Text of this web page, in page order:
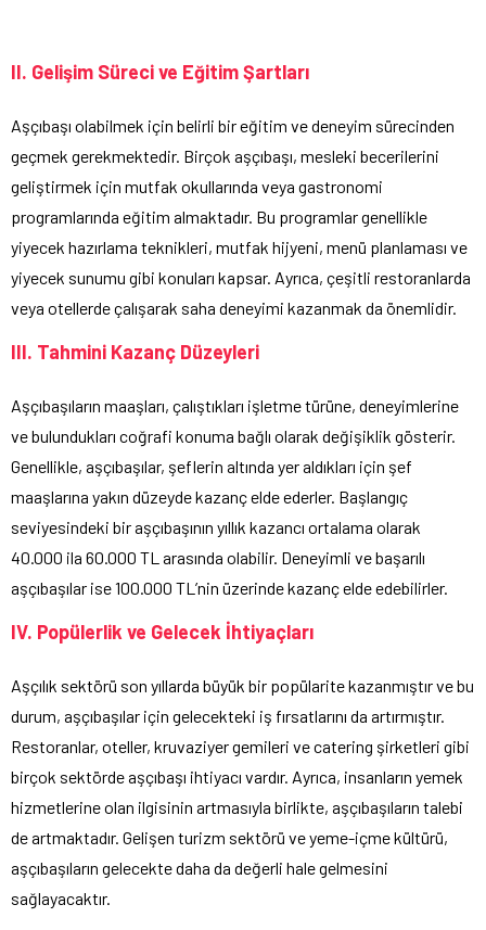
II. Gelişim Süreci ve Eğitim Şartları
Aşçıbaşı olabilmek için belirli bir eğitim ve deneyim sürecinden
geçmek gerekmektedir. Birçok aşçıbaşı, mesleki becerilerini
geliştirmek için mutfak okullarında veya gastronomi
programlarında eğitim almaktadır. Bu programlar genellikle
yiyecek hazırlama teknikleri, mutfak hijyeni, menü planlaması ve
yiyecek sunumu gibi konuları kapsar. Ayrıca, çeşitli restoranlarda
veya otellerde çalışarak saha deneyimi kazanmak da önemlidir.
III. Tahmini Kazanç Düzeyleri
Aşçıbaşıların maaşları, çalıştıkları işletme türüne, deneyimlerine
ve bulundukları coğrafi konuma bağlı olarak değişiklik gösterir.
Genellikle, aşçıbaşılar, şeflerin altında yer aldıkları için şef
maaşlarına yakın düzeyde kazanç elde ederler. Başlangıç ​​
seviyesindeki bir aşçıbaşının yıllık kazancı ortalama olarak
40.000 ila 60.000 TL arasında olabilir. Deneyimli ve başarılı
aşçıbaşılar ise 100.000 TL’nin üzerinde kazanç elde edebilirler.
IV. Popülerlik ve Gelecek İhtiyaçları
Aşçılık sektörü son yıllarda büyük bir popülarite kazanmıştır ve bu
durum, aşçıbaşılar için gelecekteki iş fırsatlarını da artırmıştır.
Restoranlar, oteller, kruvaziyer gemileri ve catering şirketleri gibi
birçok sektörde aşçıbaşı ihtiyacı vardır. Ayrıca, insanların yemek
hizmetlerine olan ilgisinin artmasıyla birlikte, aşçıbaşıların talebi
de artmaktadır. Gelişen turizm sektörü ve yeme-içme kültürü,
aşçıbaşıların gelecekte daha da değerli hale gelmesini
sağlayacaktır.